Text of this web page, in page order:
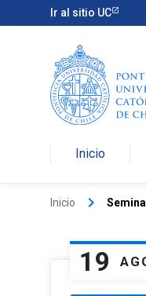
Ir al sitio UC
Inicio
Inicio keyboard_arrow_right
19